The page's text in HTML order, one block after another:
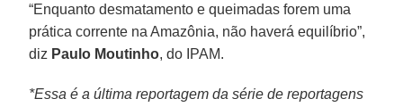
“Enquanto desmatamento e queimadas forem uma
prática corrente na Amazônia, não haverá equilíbrio”,
diz Paulo Moutinho, do IPAM.
*Essa é a última reportagem da série de reportagens